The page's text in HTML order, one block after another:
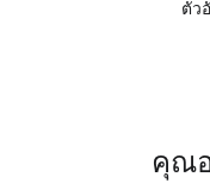
ตัว
คุณ